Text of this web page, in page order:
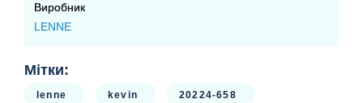
Виробник
LENNE
Мітки:
lenne kevin 20224-658